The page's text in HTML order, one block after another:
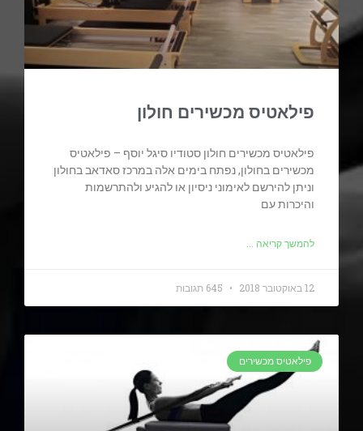
פילאטיס מכשירים חולון
פילאטיס מכשירים חולון סטודיו סיגל יוסף – פילאטיס
מכשירים בחולון, נפתח בימים אלה במרכז סאדאב בחולון
וניתן להירשם לאימוני ניסיון או להגיע ולהתרשמות
והיכרות עם
להמשך קריאה ...
12 באוקטובר 2018
פילאטיס מכשירים